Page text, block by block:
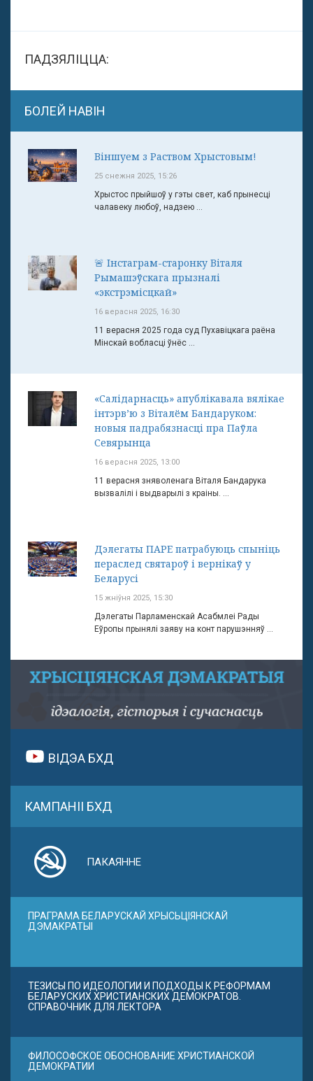
ПАДЗЯЛІЦЦА:
БОЛЕЙ НАВІН
Віншуем з Раством Хрыстовым!
25 снежня 2025, 15:26
Хрыстос прыйшоў у гэты свет, каб прынесці
чалавеку любоў, надзею ...
🚨 Інстаграм-старонку Віталя
Рымашэўскага прызналі
«экстрэмісцкай»
16 верасня 2025, 16:30
11 верасня 2025 года суд Пухавіцкага раёна
Мінскай вобласці ўнёс ...
«Салідарнасць» апублікавала вялікае
інтэрв’ю з Віталём Бандаруком:
новыя падрабязнасці пра Паўла
Севярынца
16 верасня 2025, 13:00
11 верасня зняволенага Віталя Бандарука
вызвалілі і выдварылі з краіны. ...
Дэлегаты ПАРЕ патрабуюць спыніць
пераслед святароў і вернікаў у
Беларусі
15 жніўня 2025, 15:30
Дэлегаты Парламенскай Асабмлеі Рады
Еўропы прынялі заяву на конт парушэнняў ...
ВІДЭА БХД
КАМПАНІІ БХД
ПАКАЯННЕ
ПРАГРАМА БЕЛАРУСКАЙ ХРЫСЬЦІЯНСКАЙ
ДЭМАКРАТЫІ
ТЕЗИСЫ ПО ИДЕОЛОГИИ И ПОДХОДЫ К РЕФОРМАМ
БЕЛАРУСКИХ ХРИСТИАНСКИХ ДЕМОКРАТОВ.
СПРАВОЧНИК ДЛЯ ЛЕКТОРА
ФИЛОСОФСКОЕ ОБОСНОВАНИЕ ХРИСТИАНСКОЙ
ДЕМОКРАТИИ